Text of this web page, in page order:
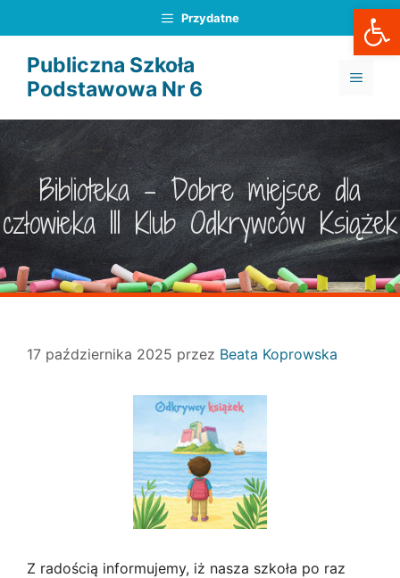
do
treści
Przydatne
Publiczna Szkoła
Podstawowa Nr 6
MENU
Biblioteka – Dobre miejsce dla
człowieka III Klub Odkrywców Książek
17 października 2025 przez Beata Koprowska
Z radością informujemy, iż nasza szkoła po raz